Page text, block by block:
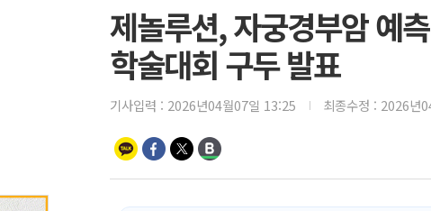
제놀루션, 자궁경부암 예
학술대회 구두 발표
기사입력 : 2026년04월07일 13:25 최종수정 : 2026년